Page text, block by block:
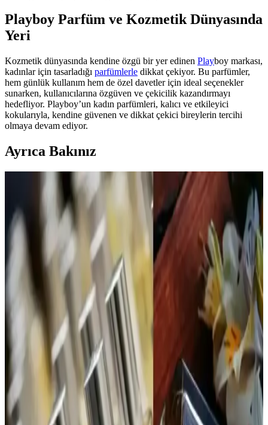
Playboy Parfüm ve Kozmetik Dünyasında
Yeri
Kozmetik dünyasında kendine özgü bir yer edinen Playboy markası,
kadınlar için tasarladığı parfümlerle dikkat çekiyor. Bu parfümler,
hem günlük kullanım hem de özel davetler için ideal seçenekler
sunarken, kullanıcılarına özgüven ve çekicilik kazandırmayı
hedefliyor. Playboy’un kadın parfümleri, kalıcı ve etkileyici
kokularıyla, kendine güvenen ve dikkat çekici bireylerin tercihi
olmaya devam ediyor.
Ayrıca Bakınız
Calvin Klein Contradiction Edp 100 Ml Kadın
Parfümü: Modern ve Kalıcı Çiçeksi Odunsu Koku
Calvin Klein'in Contradiction Edp 100 Ml kadın parfümü, ferah ve
odunsu notalarıyla gün boyu kalıcı, çok yönlü ve şık bir koku sunar,
günlük ve özel kullanımlar için ideal bir tercihtir.
ATTAR ESANS Zümrüt Esansı Doğal Hafif Parfüm
Roll-on 3ml Türkiye Menşei
ATTAR ESANS Zümrüt Esansı, doğal içerikli, hafif ve ferahlatıcı
roll-on parfüm, taşınabilir ve kullanımı kolay, uzun ömürlü, Türkiye
menşei, hassas ciltlere uygun, günlük kullanım için ideal.
Bargello 384 Kadın Parfüm: Aromatik ve Ferah
Koku ile Günlük Şıklık
Bargello 384 Kadın Parfüm, 50 ml'lik şişesiyle uzun süre kalıcılık
sağlayan, ferah ve hafif aromatik yapısıyla günlük kullanım için
ideal bir seçenektir.